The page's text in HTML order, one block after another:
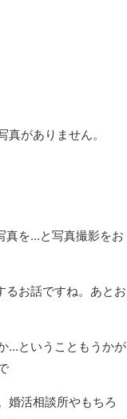
がありません。
真を…と写真撮影をお
お話ですね。あとお
…ということもうかが
婚活相談所やもちろ